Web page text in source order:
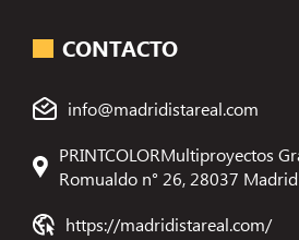
CONTACTO
info@madridistareal.com
PRINTCOLORMultiproyectos
Romualdo n° 26, 28037 Madrid
https://madridistareal.com/